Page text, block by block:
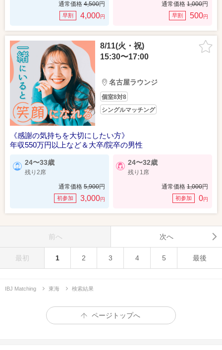
通常価格 4,500円
早割 4,000円
通常価格 1,000円
早割 500円
8/11(火・祝)
15:30〜17:00
名古屋ラウンジ
個室8対8
シングルマッチング
《感謝の気持ちを大切にしたい方》
年収550万円以上など＆大卒/院卒の男性
24〜33歳
残り2席
通常価格 5,900円
初参加 3,000円
24〜32歳
残り1席
通常価格 1,000円
初参加 0円
前へ 次へ
最初 1 2 3 4 5 最後
IBJ Matching 東海 検索結果
ページトップへ